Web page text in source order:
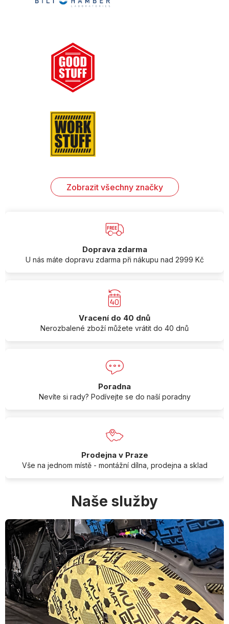
Zobrazit všechny značky
Doprava zdarma
U nás máte dopravu zdarma při nákupu nad 2999 Kč
Vracení do 40 dnů
Nerozbalené zboží můžete vrátit do 40 dnů
Poradna
Nevíte si rady? Podívejte se do naší poradny
Prodejna v Praze
Vše na jednom místě - montážní dílna, prodejna a sklad
Naše služby